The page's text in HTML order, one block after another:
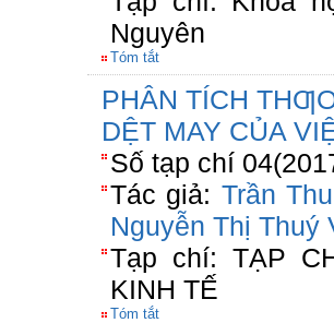
Nguyên
Tóm tắt
PHÂN TÍCH
DỆT MAY CỦA
Số tạp chí
Tác giả: Trần
Nguyễn Thị Thuý
Tạp chí: TẠP
KINH TẾ
Tóm tắt